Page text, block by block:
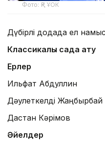
Фото: ҚР ҰОК
Дүбірлі додада ел
Классикалық садақ ату
Ерлер
Ильфат Абдуллин
Дәулеткелді Жаңбырбай
Дастан Кәрімов
Әйелдер